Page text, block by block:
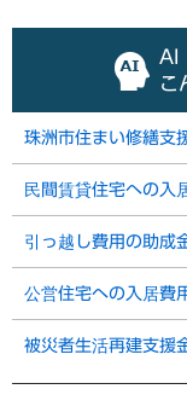
AI
こ
珠洲市住まい修繕支
民間賃貸住宅への入
引っ越し費用の助成
公営住宅への入居費
被災者生活再建支援